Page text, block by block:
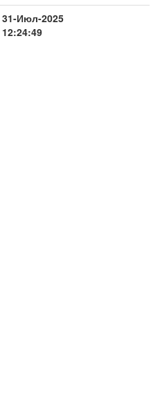
31-Июл-2025
12:24:49